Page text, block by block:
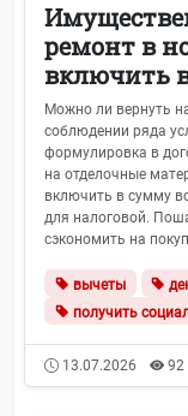
ремонт в
включить
Можно ли вернуть
соблюдении ряда
формулировка в
на отделочные
включить в сумму
для налоговой.
сэкономить на
вычеты
получить
13.07.2026 92